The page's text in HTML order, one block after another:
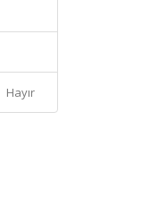
Hayır